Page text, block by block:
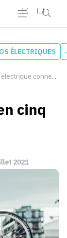
ÉLECTRIQUES
connecté en cinq points
cinq
2021